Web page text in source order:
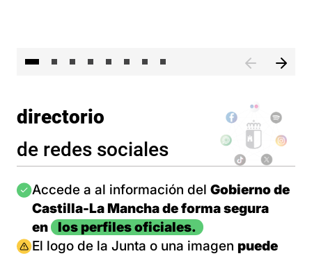
directorio
de redes sociales
Imagen
Accede a al información del Gobierno de
Castilla-La Mancha de forma segura
en
los perfiles oficiales.
Imagen
El logo de la Junta o una imagen puede